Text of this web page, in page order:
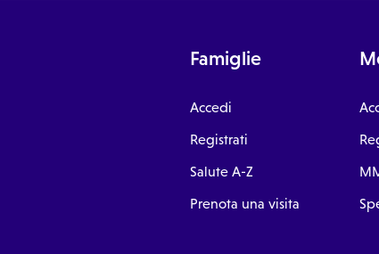
Famiglie
Accedi
Registrati
Salute A-Z
Prenota una visita